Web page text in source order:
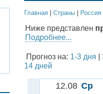
Главная | Cтраны | Россия
Ниже представлен
Подробнее...
Прогноз на: 1-3 дня |
14 дней
12.08 Ср